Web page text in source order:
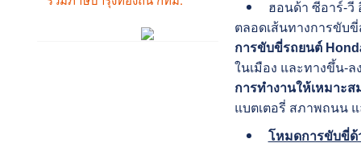
ฮอนด้า ซีอาร์-วี
ตลอดเส้นทางการขับ
การขับขี่รถยนต์
ในเมือง และทางขึ้น-ล
การทำงานให้เหมาะ
แบตเตอรี่ สภาพถนน
โหมดการขับขี่ด้